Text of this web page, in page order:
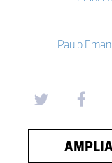
Paulo